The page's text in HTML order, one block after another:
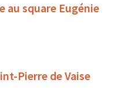
au square Eugénie
Pierre de Vaise